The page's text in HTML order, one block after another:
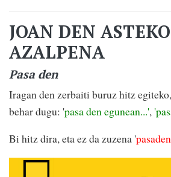
JOAN DEN ASTEKO
AZALPENA
Pasa den
Iragan den zerbaiti buruz hitz
behar dugu: 'pasa den egunean...',
Bi hitz dira, eta ez da zuzena '